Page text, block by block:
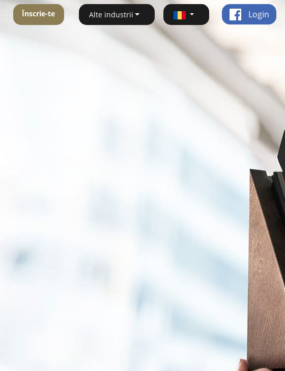
Înscrie-te Alte industrii Login